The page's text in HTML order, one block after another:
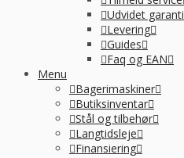
Udvidet garanti
Levering
Guides
Faq og EAN
Menu
Bagerimaskiner
Butiksinventar
Stål og tilbehør
Langtidsleje
Finansiering